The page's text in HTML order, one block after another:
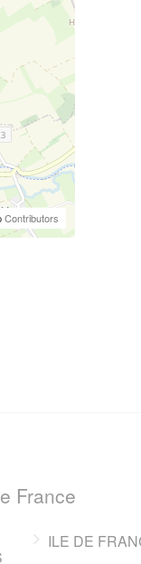
Contributors
France
ILE DE